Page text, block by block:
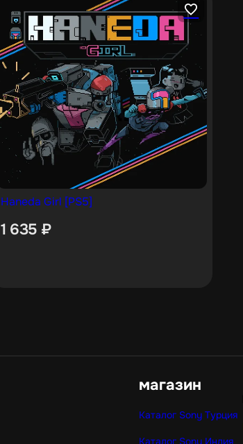
Haneda Girl [PS5]
1 635 ₽
магазин
Каталог Sony Турция
Каталог Sony Индия